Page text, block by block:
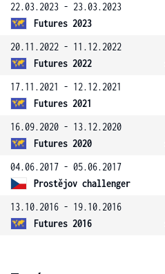
22.03.2023 - 23.03.2023
Futures 2023
20.11.2022 - 11.12.2022
Futures 2022
17.11.2021 - 12.12.2021
Futures 2021
16.09.2020 - 13.12.2020
Futures 2020
04.06.2017 - 05.06.2017
Prostějov challenger
13.10.2016 - 19.10.2016
Futures 2016